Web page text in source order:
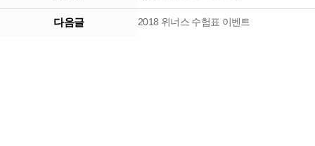
다음글 2018 위너스 수험표 이벤트